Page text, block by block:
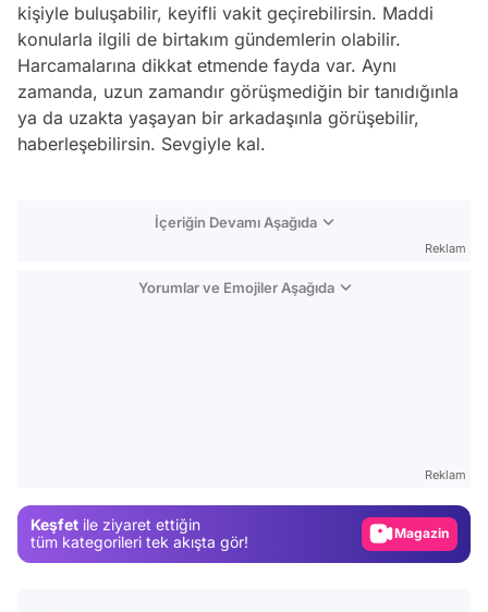
kişiyle buluşabilir, keyifli vakit geçirebilirsin. Maddi
konularla ilgili de birtakım gündemlerin olabilir.
Harcamalarına dikkat etmende fayda var. Aynı
zamanda, uzun zamandır görüşmediğin bir tanıdığınla
ya da uzakta yaşayan bir arkadaşınla görüşebilir,
haberleşebilirsin. Sevgiyle kal.
İçeriğin Devamı Aşağıda
Reklam
Yorumlar ve Emojiler Aşağıda
Reklam
Keşfet ile ziyaret ettiğin
tüm kategorileri tek akışta gör!
Magazin